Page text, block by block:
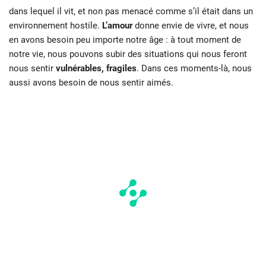
dans lequel il vit, et non pas menacé comme s’il était dans un
environnement hostile. L’amourdonne envie de vivre, et nous
en avons besoin peu importe notre âge : à tout moment de
notre vie, nous pouvons subir des situations qui nous feront
nous sentir vulnérables, fragiles. Dans ces moments-là, nous
aussi avons besoin de nous sentir aimés.